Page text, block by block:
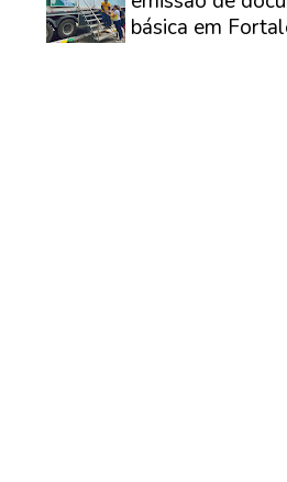
básica em